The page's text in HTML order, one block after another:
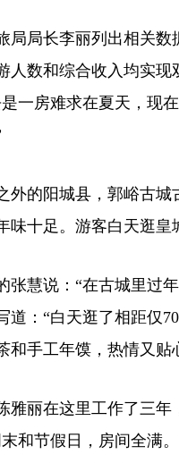
局局长李丽列出相关
人数和综合收入均实
是一房难求在夏天，现
外的阳城县，郭峪古城
味十足。游客白天逛皇
张慧说：“在古城里过
道：“白天逛了相距仅
和手工年馍，热情又贴
雅丽在这里工作了三
和节假日，房间全满